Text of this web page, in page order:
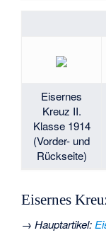
Eisernes
Kreuz II.
Klasse 1914
(Vorder- und
Rückseite)
Eisernes
→Hauptartikel: